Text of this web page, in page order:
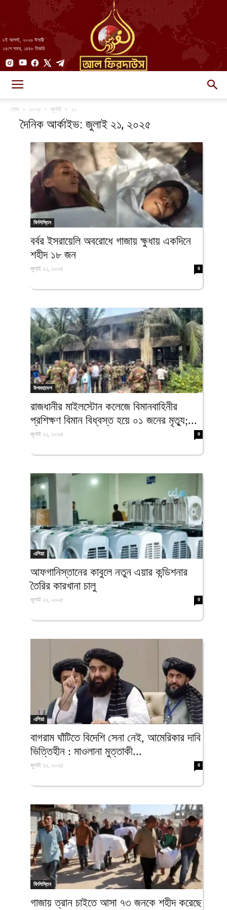
৮ই আগস্ট, ২০২৬ ঈসায়ী
২৪শে সফর, ১৪৪৮ হিজরি
আল-
ফিরদাউস
হোম ২০২৫ জুলাই ২১
দৈনিক আর্কাইভ: জুলাই ২১, ২০২৫
ফিলিস্তিন
বর্বর ইসরায়েলি অবরোধে গাজায় ক্ষুধায় একদিনে
শহীদ ১৮ জন
জুলাই ২১, ২০২৫ 0
উপমহাদেশ
রাজধানীর মাইলস্টোন কলেজে বিমানবাহিনীর
প্রশিক্ষণ বিমান বিধ্বস্ত হয়ে ০১ জনের মৃত্যু;...
জুলাই ২১, ২০২৫ 0
এশিয়া
আফগানিস্তানের কাবুলে নতুন এয়ার কন্ডিশনার
তৈরির কারখানা চালু
জুলাই ২১, ২০২৫ 0
এশিয়া
বাগরাম ঘাঁটিতে বিদেশি সেনা নেই, আমেরিকার দাবি
ভিত্তিহীন : মাওলানা মুত্তাকী...
জুলাই ২১, ২০২৫ 0
ফিলিস্তিন
গাজায় ত্রান চাইতে আসা ৭৩ জনকে শহীদ করেছে